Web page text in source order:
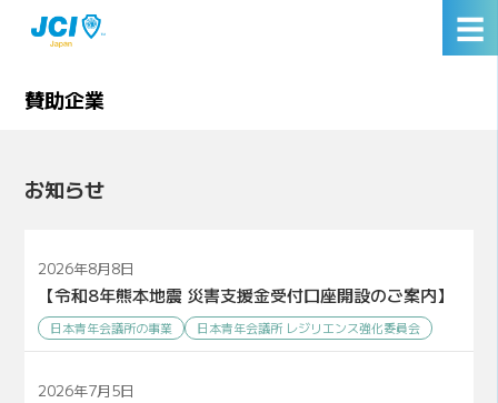
☰
賛助企業
お知らせ
2026年8月8日
【令和8年熊本地震 災害支援金受付口座開設のご案内】
日本青年会議所の事業 日本青年会議所 レジリエンス強化委員会
2026年7月5日